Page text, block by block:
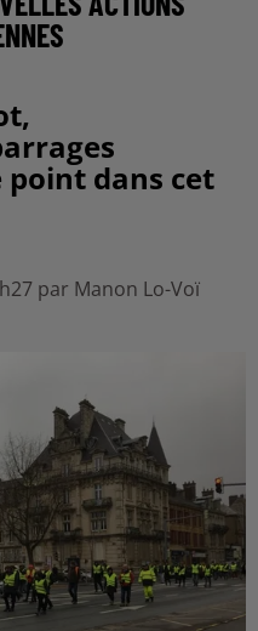
dans cet
par Manon Lo-Voï